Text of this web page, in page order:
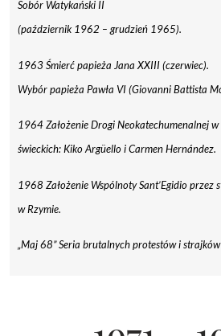
Sobór Watykański II
(październik 1962 – grudzień 1965).
1963 Śmierć papieża Jana XXIII (czerwiec).
Wybór papieża Pawła VI (Giovanni Battista
1964 Założenie Drogi Neokatechumenalnej
świeckich: Kiko Argüello i Carmen Hernández.
1968 Założenie Wspólnoty Sant’Egidio przez
w Rzymie.
„Maj 68” Seria brutalnych protestów i